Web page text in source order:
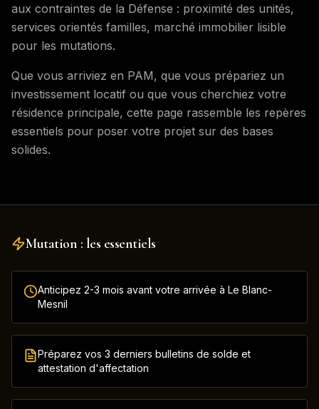
aux contraintes de la Défense : proximité des unités,
services orientés familles, marché immobilier lisible
pour les mutations.
Que vous arriviez en PAM, que vous prépariez un
investissement locatif ou que vous cherchiez votre
résidence principale, cette page rassemble les repères
essentiels pour poser votre projet sur des bases
solides.
Mutation : les essentiels
Anticipez 2-3 mois avant votre arrivée à Le Blanc-
Mesnil
Préparez vos 3 derniers bulletins de solde et
attestation d'affectation